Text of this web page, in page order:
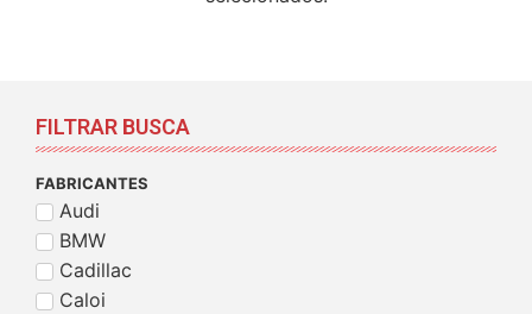
FILTRAR BUSCA
FABRICANTES
Audi
BMW
Cadillac
Caloi